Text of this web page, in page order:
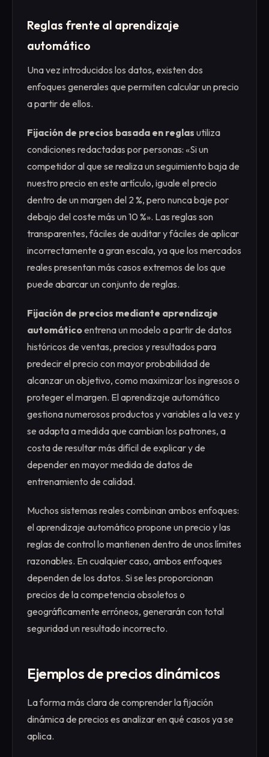
Reglas frente al aprendizaje
automático
Una vez introducidos los datos, existen dos
enfoques generales que permiten calcular un precio
a partir de ellos.
Fijación de precios basada en reglas utiliza
condiciones redactadas por personas: «Si un
competidor al que se realiza un seguimiento baja de
nuestro precio en este artículo, iguale el precio
dentro de un margen del 2 %, pero nunca baje por
debajo del coste más un 10 %». Las reglas son
transparentes, fáciles de auditar y fáciles de aplicar
incorrectamente a gran escala, ya que los mercados
reales presentan más casos extremos de los que
puede abarcar un conjunto de reglas.
Fijación de precios mediante aprendizaje
automáticoentrena un modelo a partir de datos
históricos de ventas, precios y resultados para
predecir el precio con mayor probabilidad de
alcanzar un objetivo, como maximizar los ingresos o
proteger el margen. El aprendizaje automático
gestiona numerosos productos y variables a la vez y
se adapta a medida que cambian los patrones, a
costa de resultar más difícil de explicar y de
depender en mayor medida de datos de
entrenamiento de calidad.
Muchos sistemas reales combinan ambos enfoques:
el aprendizaje automático propone un precio y las
reglas de control lo mantienen dentro de unos límites
razonables. En cualquier caso, ambos enfoques
dependen de los datos. Si se les proporcionan
precios de la competencia obsoletos o
geográficamente erróneos, generarán con total
seguridad un resultado incorrecto.
Ejemplos de precios dinámicos
La forma más clara de comprender la fijación
dinámica de precios es analizar en qué casos ya se
aplica.